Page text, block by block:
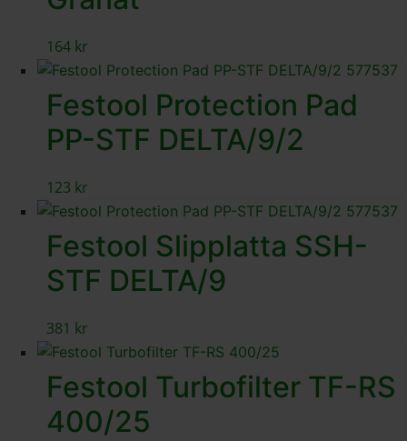
164 kr
Festool Protection Pad
PP-STF DELTA/9/2
123 kr
Festool Slipplatta SSH-
STF DELTA/9
381 kr
Festool Turbofilter TF-RS
400/25